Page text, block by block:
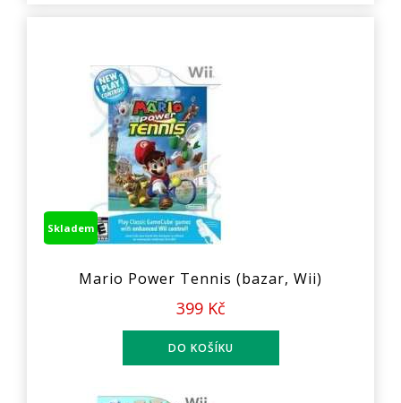
Skladem
Mario Power Tennis (bazar, Wii)
399 Kč